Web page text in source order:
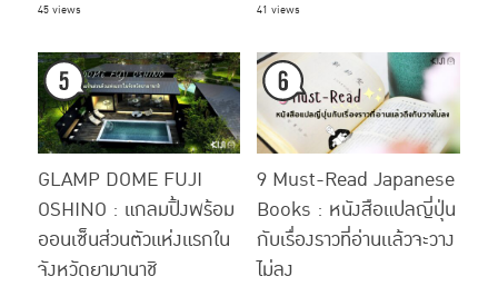
45 views 41 views
GLAMP DOME FUJI
OSHINO : แกลมปิ้งพร้อม
ออนเซ็นส่วนตัวแห่งแรกใน
จังหวัดยามานาชิ
9 Must-Read Japanese
Books : หนังสือแปลญี่ปุ่น
กับเรื่องราวที่อ่านเเล้วจะวาง
ไม่ลง